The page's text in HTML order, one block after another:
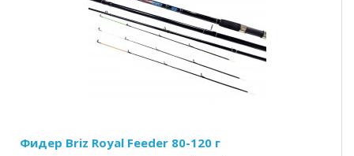
Фидер Briz Royal Feeder 80-120 г